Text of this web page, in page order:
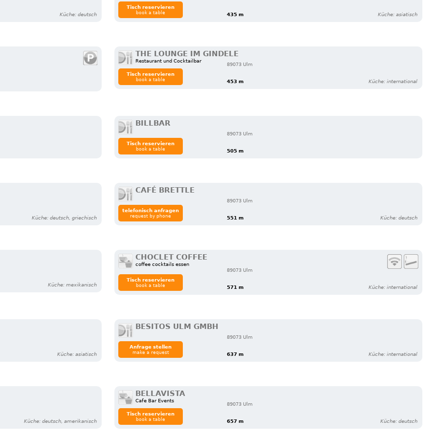
Küche: deutsch 435 m Küche: asiatisch
Tisch reservieren
book a table
THE LOUNGE IM GINDELE
Restaurant und Cocktailbar
89073 Ulm
453 m Küche: international
Tisch reservieren
book a table
BILLBAR
89073 Ulm
505 m
Tisch reservieren
book a table
Küche: deutsch, griechisch
CAFÉ BRETTLE
89073 Ulm
551 m Küche: deutsch
telefonisch anfragen
request by phone
Küche: mexikanisch
CHOCLET COFFEE
coffee cocktails essen
89073 Ulm
571 m Küche: international
Tisch reservieren
book a table
Küche: asiatisch
BESITOS ULM GMBH
89073 Ulm
637 m Küche: international
Anfrage stellen
make a request
Küche: deutsch, amerikanisch
BELLAVISTA
Cafe Bar Events
89073 Ulm
657 m Küche: deutsch
Tisch reservieren
book a table